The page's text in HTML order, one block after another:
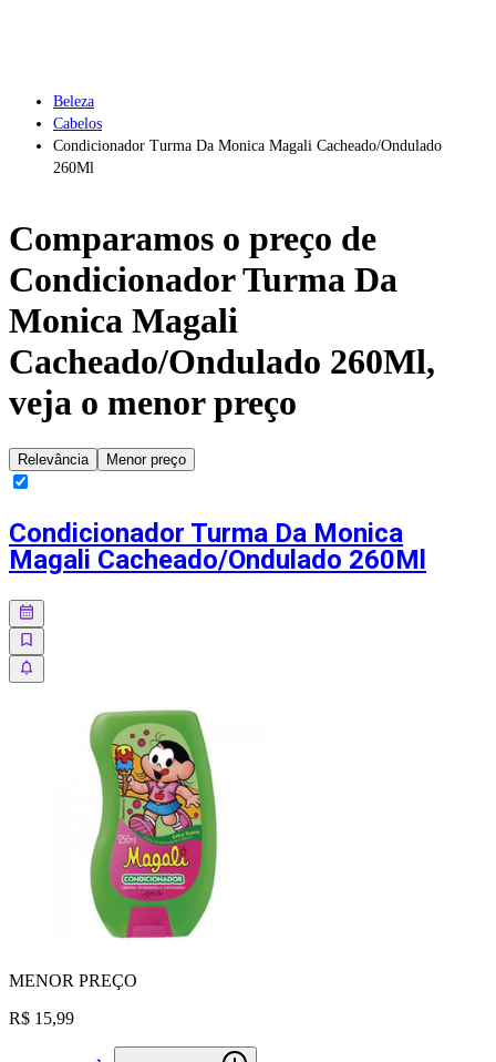
Beleza
Cabelos
Condicionador Turma Da Monica Magali Cacheado/Ondulado
260Ml
Comparamos o preço de
Condicionador Turma Da
Monica Magali
Cacheado/Ondulado 260Ml,
veja o menor preço
Relevância Menor preço
Condicionador Turma Da Monica
Magali Cacheado/Ondulado 260Ml
MENOR PREÇO
R$ 15,99